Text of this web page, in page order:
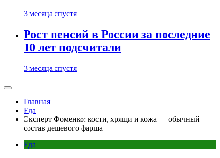
3 месяца спустя
Рост пенсий в России за последние
10 лет подсчитали
3 месяца спустя
Главная
Еда
Эксперт Фоменко: кости, хрящи и кожа — обычный
состав дешевого фарша
Еда